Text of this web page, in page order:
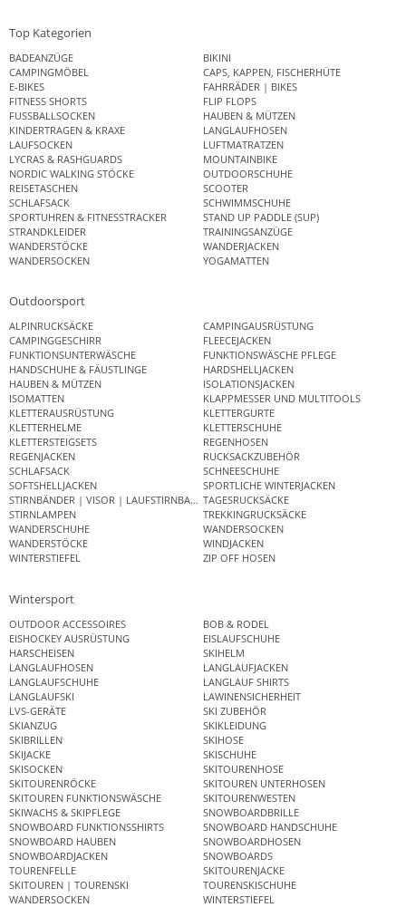
Top Kategorien
BADEANZÜGE
BIKINI
CAMPINGMÖBEL
CAPS, KAPPEN, FISCHERHÜTE
E-BIKES
FAHRRÄDER | BIKES
FITNESS SHORTS
FLIP FLOPS
FUSSBALLSOCKEN
HAUBEN & MÜTZEN
KINDERTRAGEN & KRAXE
LANGLAUFHOSEN
LAUFSOCKEN
LUFTMATRATZEN
LYCRAS & RASHGUARDS
MOUNTAINBIKE
NORDIC WALKING STÖCKE
OUTDOORSCHUHE
REISETASCHEN
SCOOTER
SCHLAFSACK
SCHWIMMSCHUHE
SPORTUHREN & FITNESSTRACKER
STAND UP PADDLE (SUP)
STRANDKLEIDER
TRAININGSANZÜGE
WANDERSTÖCKE
WANDERJACKEN
WANDERSOCKEN
YOGAMATTEN
Outdoorsport
ALPINRUCKSÄCKE
CAMPINGAUSRÜSTUNG
CAMPINGGESCHIRR
FLEECEJACKEN
FUNKTIONSUNTERWÄSCHE
FUNKTIONSWÄSCHE PFLEGE
HANDSCHUHE & FÄUSTLINGE
HARDSHELLJACKEN
HAUBEN & MÜTZEN
ISOLATIONSJACKEN
ISOMATTEN
KLAPPMESSER UND MULTITOOLS
KLETTERAUSRÜSTUNG
KLETTERGURTE
KLETTERHELME
KLETTERSCHUHE
KLETTERSTEIGSETS
REGENHOSEN
REGENJACKEN
RUCKSACKZUBEHÖR
SCHLAFSACK
SCHNEESCHUHE
SOFTSHELLJACKEN
SPORTLICHE WINTERJACKEN
STIRNBÄNDER | VISOR | LAUFSTIRNBANDTAGESRUCKSÄCKE
STIRNLAMPEN
TREKKINGRUCKSÄCKE
WANDERSCHUHE
WANDERSOCKEN
WANDERSTÖCKE
WINDJACKEN
WINTERSTIEFEL
ZIP OFF HOSEN
Wintersport
OUTDOOR ACCESSOIRES
BOB & RODEL
EISHOCKEY AUSRÜSTUNG
EISLAUFSCHUHE
HARSCHEISEN
SKIHELM
LANGLAUFHOSEN
LANGLAUFJACKEN
LANGLAUFSCHUHE
LANGLAUF SHIRTS
LANGLAUFSKI
LAWINENSICHERHEIT
LVS-GERÄTE
SKI ZUBEHÖR
SKIANZUG
SKIKLEIDUNG
SKIBRILLEN
SKIHOSE
SKIJACKE
SKISCHUHE
SKISOCKEN
SKITOURENHOSE
SKITOURENRÖCKE
SKITOUREN UNTERHOSEN
SKITOUREN FUNKTIONSWÄSCHE
SKITOURENWESTEN
SKIWACHS & SKIPFLEGE
SNOWBOARDBRILLE
SNOWBOARD FUNKTIONSSHIRTS
SNOWBOARD HANDSCHUHE
SNOWBOARD HAUBEN
SNOWBOARDHOSEN
SNOWBOARDJACKEN
SNOWBOARDS
TOURENFELLE
SKITOURENJACKE
SKITOUREN | TOURENSKI
TOURENSKISCHUHE
WANDERSOCKEN
WINTERSTIEFEL